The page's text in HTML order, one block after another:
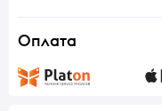
Оплата